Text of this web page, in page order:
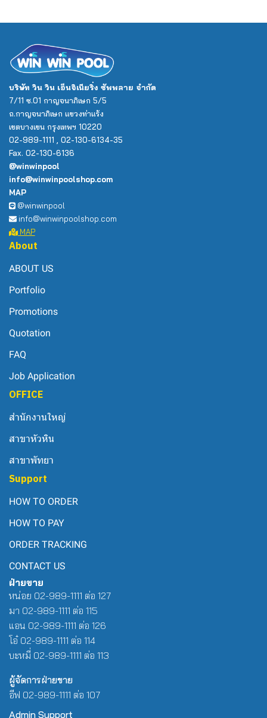
บริษัท วิน วิน เอ็นจิเนียริ่ง ซัพพลาย จำกัด
7/11 ซ.01 กาญจนาภิเษก 5/5
ถ.กาญจนาภิเษก แขวงท่าแร้ง
เขตบางเขน กรุงเทพฯ 10220
02-989-1111 , 02-130-6134-35
Fax. 02-130-6136
@winwinpool
info@winwinpoolshop.com
MAP
@winwinpool
info@winwinpoolshop.com
MAP
About
ABOUT US
Portfolio
Promotions
Quotation
FAQ
Job Application
OFFICE
สำนักงานใหญ่
สาขาหัวหิน
สาขาพัทยา
Support
HOW TO ORDER
HOW TO PAY
ORDER TRACKING
CONTACT US
ฝ่ายขาย
หน่อย 02-989-1111 ต่อ 127
มา 02-989-1111 ต่อ 115
แอน 02-989-1111 ต่อ 126
โอ๋ 02-989-1111 ต่อ 114
บะหมี่ 02-989-1111 ต่อ 113
ผู้จัดการฝ่ายขาย
อีฟ 02-989-1111 ต่อ 107
Admin Support